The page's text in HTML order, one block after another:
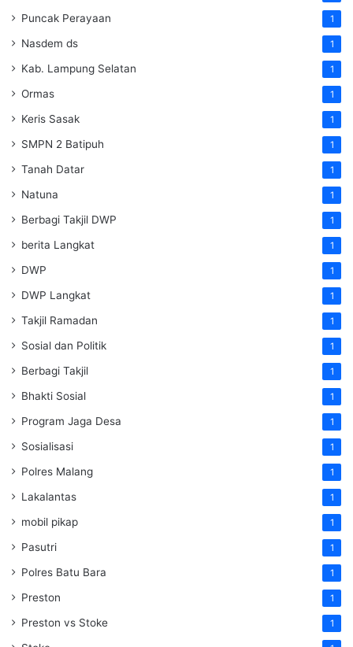
Puncak Perayaan 1
Nasdem ds 1
Kab. Lampung Selatan 1
Ormas 1
Keris Sasak 1
SMPN 2 Batipuh 1
Tanah Datar 1
Natuna 1
Berbagi Takjil DWP 1
berita Langkat 1
DWP 1
DWP Langkat 1
Takjil Ramadan 1
Sosial dan Politik 1
Berbagi Takjil 1
Bhakti Sosial 1
Program Jaga Desa 1
Sosialisasi 1
Polres Malang 1
Lakalantas 1
mobil pikap 1
Pasutri 1
Polres Batu Bara 1
Preston 1
Preston vs Stoke 1